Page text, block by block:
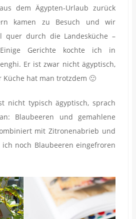
dem Ägypten-Urlaub zurück
kamen zu Besuch und wir
quer durch die Landesküche –
Gerichte kochte ich in
Er ist zwar nicht ägyptisch,
Küche hat man trotzdem 🙂
nicht typisch ägyptisch, sprach
Blaubeeren und gemahlene
mit Zitronenabrieb und
ich noch Blaubeeren eingefroren